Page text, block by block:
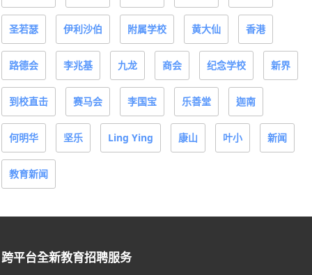
圣若瑟 伊利沙伯 附属学校 黄大仙 香港
路德会 李兆基 九龙 商会 纪念学校 新界
到校直击 赛马会 李国宝 乐善堂 迦南
何明华 坚乐 Ling Ying 康山 叶小 新闻
教育新闻
跨平台全新教育招聘服务